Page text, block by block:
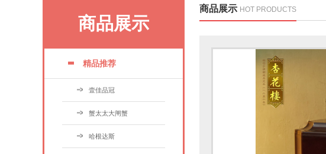
商品展示
精品推荐
壹佳品冠
蟹太太大闸蟹
哈根达斯
商品展示 HOT PRODUCTS